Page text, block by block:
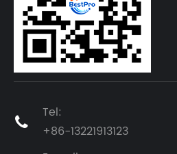

Tel:
+86-13221913123